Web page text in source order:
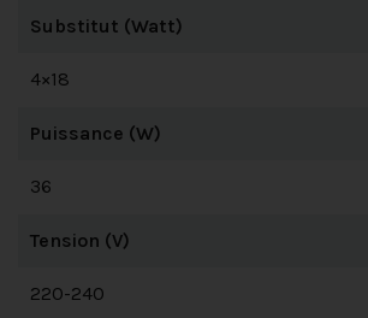
Substitut (Watt)
4×18
Puissance (W)
36
Tension (V)
220-240